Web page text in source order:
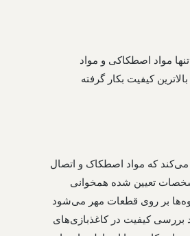
مواد اصطکاکی و مواد
کیفیت بکار گرفته
که مواد اصطکاک و اتصال
تعیین شده همخوانی
بر روی قطعات مهر می‌شود
بررسی کیفیت در کاغذبازی‌های